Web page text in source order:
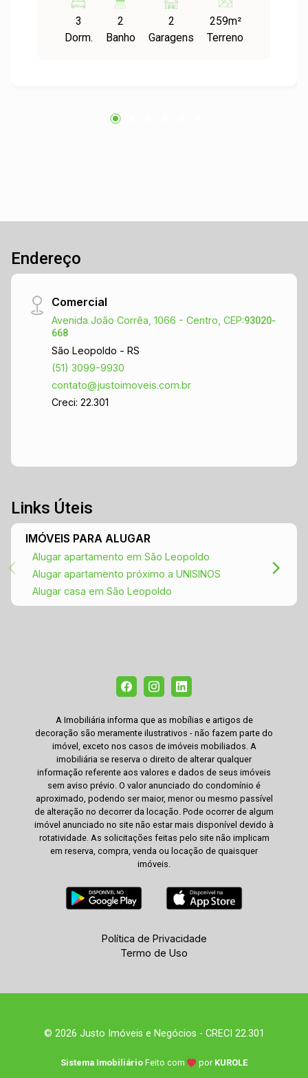
dormitórios, 2 banheiros, ambientes amplos e
bem distribuídos, ideal para quem busca morar
perto de tudo comércio, escolas e serviços sem
3
Dorm.
2
Banho
2
Garagens
259m²
Terreno
Endereço
Comercial
Avenida João Corrêa, 1066 - Centro, CEP:93020-
668
São Leopoldo - RS
(51) 3099-9930
contato@justoimoveis.com.br
Creci: 22.301
Links Úteis
IMÓVEIS PARA ALUGAR
Alugar apartamento em São Leopoldo
Alugar apartamento próximo a UNISINOS
Alugar casa em São Leopoldo
A Imobiliária informa que as mobílias e artigos de
decoração são meramente ilustrativos - não fazem parte do
imóvel, exceto nos casos de imóveis mobiliados. A
imobiliária se reserva o direito de alterar qualquer
informação referente aos valores e dados de seus imóveis
sem aviso prévio. O valor anunciado do condomínio é
aproximado, podendo ser maior, menor ou mesmo passível
de alteração no decorrer da locação. Pode ocorrer de algum
imóvel anunciado no site não estar mais disponível devido à
rotatividade. As solicitações feitas pelo site não implicam
em reserva, compra, venda ou locação de quaisquer
imóveis.
Política de Privacidade
Termo de Uso
© 2026 Justo Imóveis e Negócios - CRECI 22.301
Sistema Imobiliário Feito com por KUROLE